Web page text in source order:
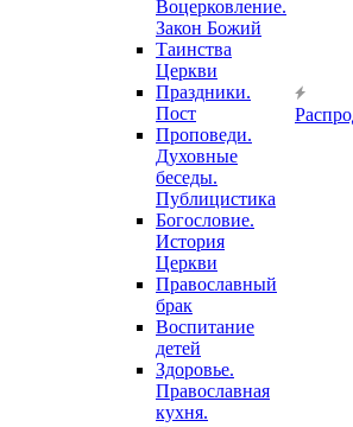
Воцерковление.
Закон Божий
Таинства
Церкви
Праздники.
Пост
Проповеди.
Духовные
беседы.
Публицистика
Богословие.
История
Церкви
Православный
брак
Воспитание
детей
Здоровье.
Православная
кухня.